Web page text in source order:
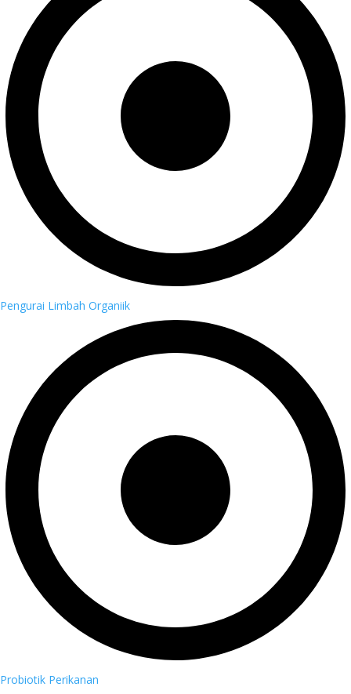
Pengurai Limbah Organiik
Probiotik Perikanan